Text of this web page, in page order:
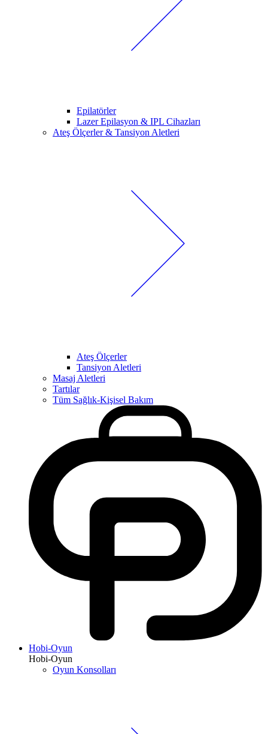
Epilatörler
Lazer Epilasyon & IPL Cihazları
Ateş Ölçerler & Tansiyon Aletleri
Ateş Ölçerler
Tansiyon Aletleri
Masaj Aletleri
Tartılar
Tüm Sağlık-Kişisel Bakım
Hobi-Oyun
Hobi-Oyun
Oyun Konsolları